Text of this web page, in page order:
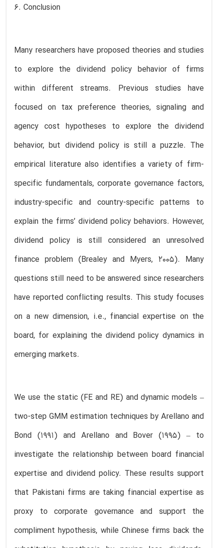
6. Conclusion
Many researchers have proposed theories and studies
to explore the dividend policy behavior of firms
within different streams. Previous studies have
focused on tax preference theories, signaling and
agency cost hypotheses to explore the dividend
behavior, but dividend policy is still a puzzle. The
empirical literature also identifies a variety of firm-
specific fundamentals, corporate governance factors,
industry-specific and country-specific patterns to
explain the firms’ dividend policy behaviors. However,
dividend policy is still considered an unresolved
finance problem (Brealey and Myers, 2005). Many
questions still need to be answered since researchers
have reported conflicting results. This study focuses
on a new dimension, i.e., financial expertise on the
board, for explaining the dividend policy dynamics in
emerging markets.
We use the static (FE and RE) and dynamic models –
two-step GMM estimation techniques by Arellano and
Bond (1991) and Arellano and Bover (1995) – to
investigate the relationship between board financial
expertise and dividend policy. These results support
that Pakistani firms are taking financial expertise as
proxy to corporate governance and support the
compliment hypothesis, while Chinese firms back the